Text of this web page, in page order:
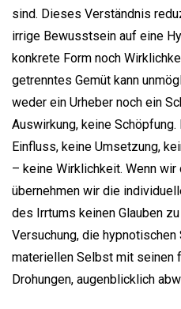
sind. Dieses Verständnis
irrige Bewusstsein auf eine
konkrete Form noch
getrenntes Gemüt kann
weder ein Urheber noch ein
Auswirkung, keine
Einfluss, keine Umsetzung,
– keine Wirklichkeit. Wenn
übernehmen wir die
des Irrtums keinen Glauben
Versuchung, die
materiellen Selbst mit seinen
Drohungen, augenblicklich